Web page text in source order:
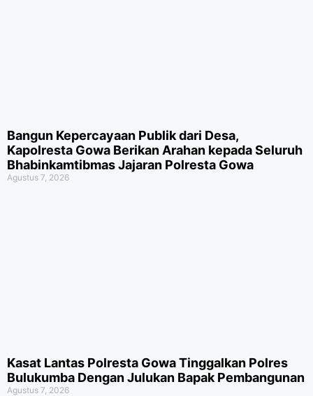
Bangun Kepercayaan Publik dari Desa,
Kapolresta Gowa Berikan Arahan kepada Seluruh
Bhabinkamtibmas Jajaran Polresta Gowa
Agustus 7, 2026
Kasat Lantas Polresta Gowa Tinggalkan Polres
Bulukumba Dengan Julukan Bapak Pembangunan
Agustus 7, 2026